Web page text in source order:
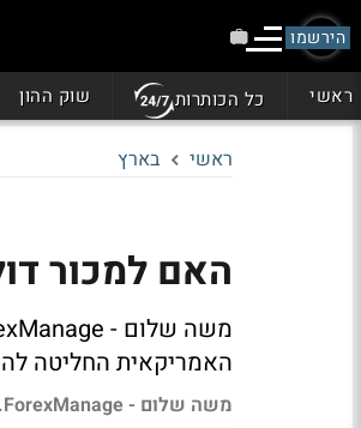
הירשמו
ראשי כל הכותרות שוק ההון
ראשי בארץ
האם למכור
האמריקאית החליטה
משה שלום - ForexManage.